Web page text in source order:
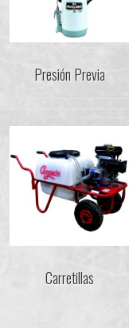
Presión Previa
Carretillas